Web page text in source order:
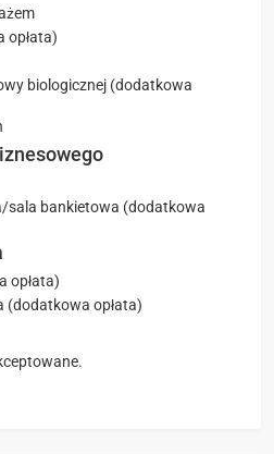
opłata)
biologicznej (dodatkowa
sala bankietowa (dodatkowa
opłata)
(dodatkowa opłata)